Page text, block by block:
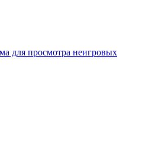
для просмотра неигровых